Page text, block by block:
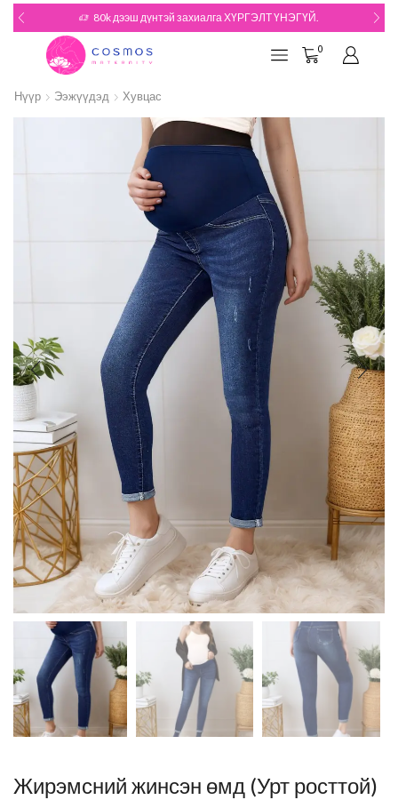
180k дээш дүнтэй захиалгын БЭЛЭГТЭЙ Үзэх
0
Нүүр Ээжүүдэд Хувцас
Жирэмсний жинсэн өмд (Урт росттой)